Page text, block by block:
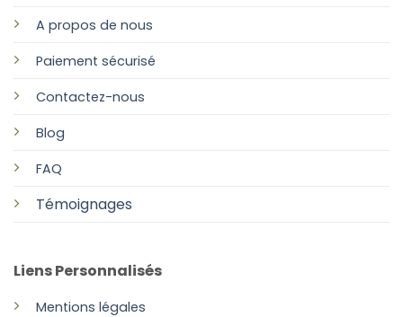
A propos de nous
Paiement sécurisé
Contactez-nous
Blog
FAQ
Témoignages
Liens Personnalisés
Mentions légales